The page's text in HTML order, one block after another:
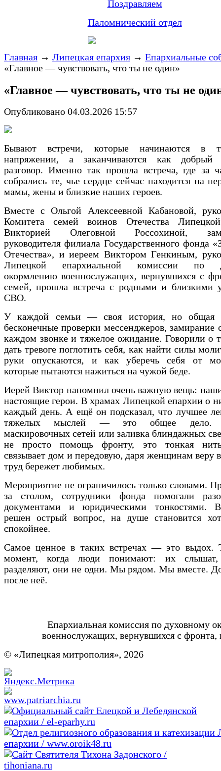
Поздравляем
Паломнический отдел
Главная → Липецкая епархия → Епархиальные
«Главное — чувствовать, что ты не один»
«Главное — чувствовать, что ты не
Опубликовано 04.03.2026 15:57
Бывают встречи, которые начинаются в
напряжении, а заканчиваются как добрый
разговор. Именно так прошла встреча, где за
собрались те, чье сердце сейчас находится на
мамы, жены и близкие наших героев.
Вместе с Ольгой Алексеевной Кабановой,
Комитета семей воинов Отечества
Викторией Олеговной Россохиной,
руководителя филиала Государственного фонда
Отечества», и иереем Виктором Генкиным,
Липецкой епархиальной комиссии по
окормлению военнослужащих, вернувшихся с
семей, прошла встреча с родными и близкими
СВО.
У каждой семьи — своя история, но общая
бесконечные проверки мессенджеров, замирание
каждом звонке и тяжелое ожидание. Говорили о
дать тревоге поглотить себя, как найти силы
руки опускаются, и как уберечь себя от
которые пытаются нажиться на чужой беде.
Иерей Виктор напомнил очень важную вещь:
настоящие герои. В храмах Липецкой епархии о
каждый день. А ещё он подсказал, что лучшее
тяжелых мыслей — это общее дело.
маскировочных сетей или заливка блиндажных
не просто помощь фронту, это тонкая
связывает дом и передовую, даря женщинам веру
труд бережет любимых.
Мероприятие не ограничилось только словами.
за столом, сотрудники фонда помогали
документами и юридическими тонкостями.
решен острый вопрос, на душе становится
спокойнее.
Самое ценное в таких встречах — это выдох.
момент, когда люди понимают: их
разделяют, они не одни. Мы рядом. Мы вместе.
после неё.
Епархиальная комиссия по духовному
военнослужащих, вернувшихся с фронта,
© «Липецкая митрополия», 2026